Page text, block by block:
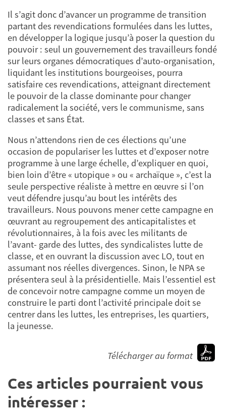
Il s’agit donc d’avancer un programme de transition
partant des revendications formulées dans les luttes,
en développer la logique jusqu’à poser la question du
pouvoir : seul un gouvernement des travailleurs fondé
sur leurs organes démocratiques d’auto-organisation,
liquidant les institutions bourgeoises, pourra
satisfaire ces revendications, atteignant directement
le pouvoir de la classe dominante pour changer
radicalement la société, vers le communisme, sans
classes et sans État.
Nous n’attendons rien de ces élections qu’une
occasion de populariser les luttes et d’exposer notre
programme à une large échelle, d’expliquer en quoi,
bien loin d’être « utopique » ou « archaïque », c’est la
seule perspective réaliste à mettre en œuvre si l’on
veut défendre jusqu’au bout les intérêts des
travailleurs. Nous pouvons mener cette campagne en
œuvrant au regroupement des anticapitalistes et
révolutionnaires, à la fois avec les militants de
l’avant- garde des luttes, des syndicalistes lutte de
classe, et en ouvrant la discussion avec LO, tout en
assumant nos réelles divergences. Sinon, le NPA se
présentera seul à la présidentielle. Mais l’essentiel est
de concevoir notre campagne comme un moyen de
construire le parti dont l’activité principale doit se
centrer dans les luttes, les entreprises, les quartiers,
la jeunesse.
Télécharger au format
Ces articles pourraient vous
intéresser :